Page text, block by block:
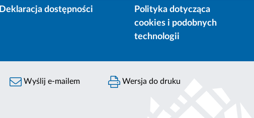
Deklaracja dostępności
Polityka dotycząca
cookies i podobnych
technologii
Wyślij e-mailem Wersja do druku